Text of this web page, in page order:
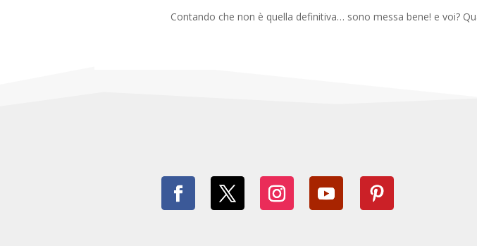
Contando che non è quella definitiva… sono messa bene! e voi?